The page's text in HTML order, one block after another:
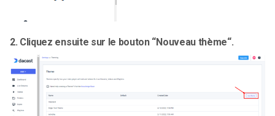
2. Cliquez ensuite sur le bouton “Nouveau thème“.